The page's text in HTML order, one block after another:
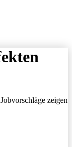
zeigen